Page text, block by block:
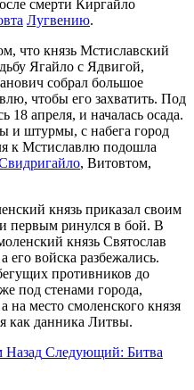
смерти Киргайло
Лугвению.
что князь Мстиславский
Ягайло с Ядвигой,
собрал большое
чтобы его захватить. Под
18 апреля, и началась осада.
и штурмы, с набега город
к Мстиславлю подошла
, Витовтом,
князь приказал своим
первым ринулся в бой. В
князь Святослав
его войска разбежались.
противников до
под стенами города,
место смоленского князя
как данника Литвы.
Назад Следующий: Битва